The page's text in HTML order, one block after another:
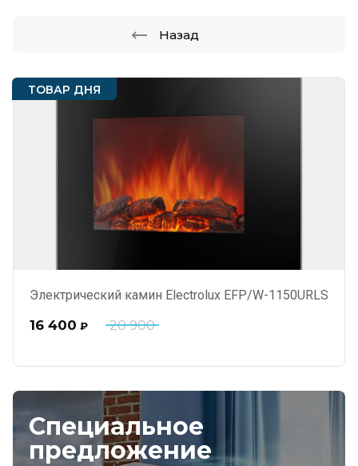
ТОВАР ДНЯ
Электрический камин Electrolux EFP/W-1150URLS
20 900
16 400 ₽
Специальное
предложение
Назад